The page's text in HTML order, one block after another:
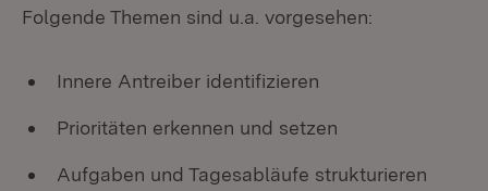
Folgende Themen sind u.a. vorgesehen:
Innere Antreiber identifizieren
Prioritäten erkennen und setzen
Aufgaben und Tagesabläufe strukturieren